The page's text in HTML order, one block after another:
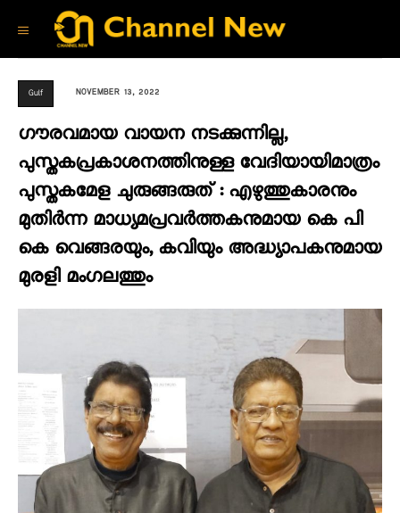
Gulf NOVEMBER 13, 2022
ഗൗരവമായ വായന നടക്കുന്നില്ല,
പുസ്തകപ്രകാശനത്തിനുള്ള വേദിയായിമാത്രം
പുസ്തകമേള ചുരുങ്ങരുത് : എഴുത്തുകാരനും
മുതിർന്ന മാധ്യമപ്രവർത്തകനുമായ കെ പി
കെ വെങ്ങരയും, കവിയും അദ്ധ്യാപകനുമായ
മുരളി മംഗലത്തും